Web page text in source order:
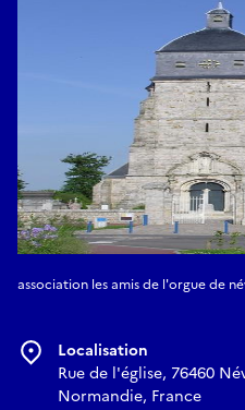
association les amis de l'orgue de
Localisation
Rue de l'église, 76460
Normandie, France